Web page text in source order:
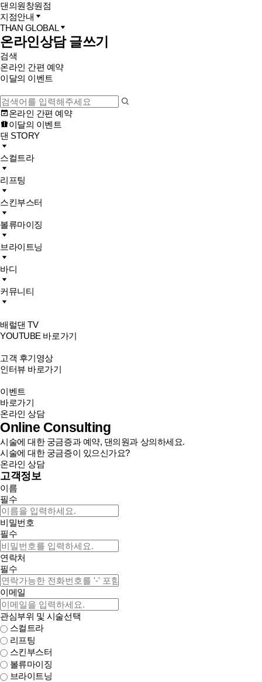
댄의원창원점
지점안내
THAN GLOBAL
온라인상담 글쓰기
검색
온라인 간편 예약
이달의 이벤트
온라인 간편 예약
이달의 이벤트
댄 STORY
스컬트라
리프팅
스킨부스터
볼류마이징
브라이트닝
바디
커뮤니티
배럴댄 TV
YOUTUBE 바로가기
고객 후기영상
인터뷰 바로가기
이벤트
바로가기
온라인 상담
Online Consulting
시술에 대한 궁금증과 예약, 댄의원과 상의하세요.
시술에 대한 궁금증이 있으신가요?
온라인 상담
고객정보
이름
필수
비밀번호
필수
연락처
필수
이메일
관심부위 및 시술선택
스컬트라
리프팅
스킨부스터
볼류마이징
브라이트닝